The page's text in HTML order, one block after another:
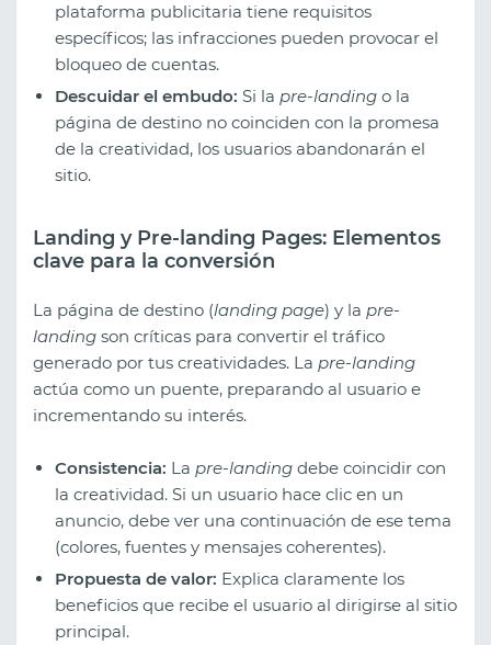
plataforma publicitaria tiene requisitos
específicos; las infracciones pueden provocar el
bloqueo de cuentas.
Descuidar el embudo: Si la pre-landing o la
página de destino no coinciden con la promesa
de la creatividad, los usuarios abandonarán el
sitio.
Landing y Pre-landing Pages: Elementos
clave para la conversión
La página de destino (landing page) y la pre-
landing son críticas para convertir el tráfico
generado por tus creatividades. La pre-landing
actúa como un puente, preparando al usuario e
incrementando su interés.
Consistencia: La pre-landing debe coincidir con
la creatividad. Si un usuario hace clic en un
anuncio, debe ver una continuación de ese tema
(colores, fuentes y mensajes coherentes).
Propuesta de valor: Explica claramente los
beneficios que recibe el usuario al dirigirse al sitio
principal.